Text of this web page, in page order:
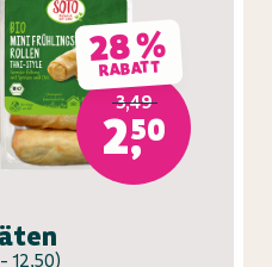
28 %
RABATT
3,49
2,50
12,50)